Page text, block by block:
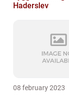
Haderslev
08 february 2023